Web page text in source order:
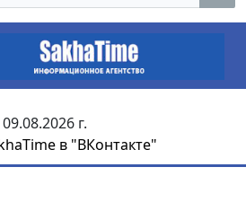
09.08.2026 г.
в "ВКонтакте"